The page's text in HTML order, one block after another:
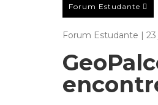
Forum Estudante
Forum Estudante | 23